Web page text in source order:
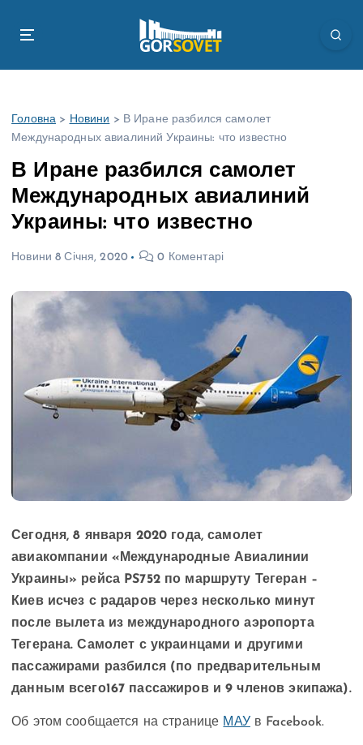
Головна > Новини > В Иране разбился самолет
Международных авиалиний Украины: что известно
В Иране разбился самолет
Международных авиалиний
Украины: что известно
Новини 8 Січня, 2020 0 Коментарі
Сегодня, 8 января 2020 года, самолет
авиакомпании «Международные Авиалинии
Украины» рейса PS752 по маршруту Тегеран –
Киев исчез с радаров через несколько минут
после вылета из международного аэропорта
Тегерана. Самолет с украинцами и другими
пассажирами разбился (по предварительным
данным всего167 пассажиров и 9 членов экипажа).
Об этом сообщается на странице МАУ в Facebook.